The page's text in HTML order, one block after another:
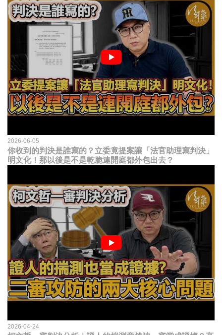
2026-06-05
你收到的判決是誰寫的？立委竟提案讓「法官助理寫判決」
明文化！那以後是不是乾脆連開庭都外包出去？
2026-04-24